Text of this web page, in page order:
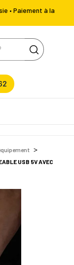
• Paiement à la
USB 5V AVEC